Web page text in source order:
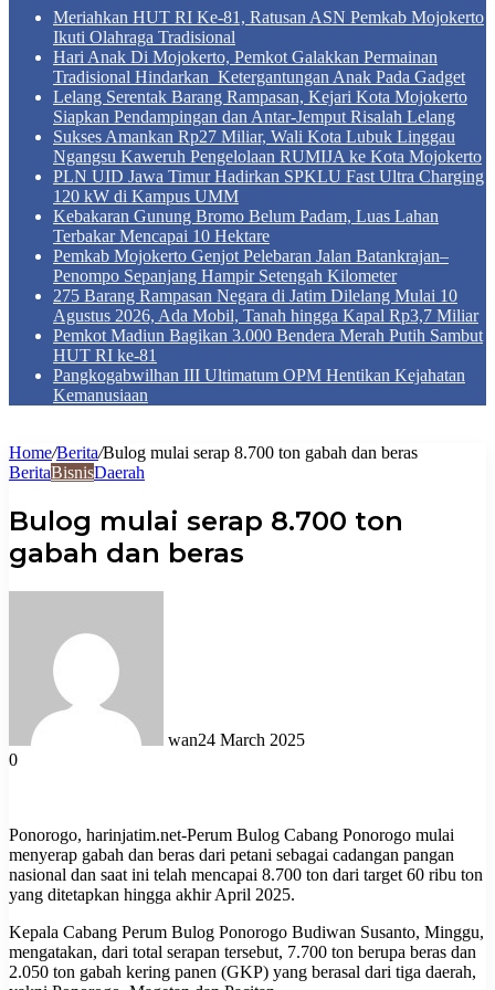
Meriahkan HUT RI Ke-81, Ratusan ASN Pemkab Mojokerto
Ikuti Olahraga Tradisional
Hari Anak Di Mojokerto, Pemkot Galakkan Permainan
Tradisional Hindarkan Ketergantungan Anak Pada Gadget
Lelang Serentak Barang Rampasan, Kejari Kota Mojokerto
Siapkan Pendampingan dan Antar-Jemput Risalah Lelang
Sukses Amankan Rp27 Miliar, Wali Kota Lubuk Linggau
Ngangsu Kaweruh Pengelolaan RUMIJA ke Kota Mojokerto
PLN UID Jawa Timur Hadirkan SPKLU Fast Ultra Charging
120 kW di Kampus UMM
Kebakaran Gunung Bromo Belum Padam, Luas Lahan
Terbakar Mencapai 10 Hektare
Pemkab Mojokerto Genjot Pelebaran Jalan Batankrajan–
Penompo Sepanjang Hampir Setengah Kilometer
275 Barang Rampasan Negara di Jatim Dilelang Mulai 10
Agustus 2026, Ada Mobil, Tanah hingga Kapal Rp3,7 Miliar
Pemkot Madiun Bagikan 3.000 Bendera Merah Putih Sambut
HUT RI ke-81
Pangkogabwilhan III Ultimatum OPM Hentikan Kejahatan
Kemanusiaan
Home/Berita/Bulog mulai serap 8.700 ton gabah dan beras
BeritaBisnisDaerah
Bulog mulai serap 8.700 ton
gabah dan beras
wan24 March 2025
0
Ponorogo, harinjatim.net-Perum Bulog Cabang Ponorogo mulai
menyerap gabah dan beras dari petani sebagai cadangan pangan
nasional dan saat ini telah mencapai 8.700 ton dari target 60 ribu ton
yang ditetapkan hingga akhir April 2025.
Kepala Cabang Perum Bulog Ponorogo Budiwan Susanto, Minggu,
mengatakan, dari total serapan tersebut, 7.700 ton berupa beras dan
2.050 ton gabah kering panen (GKP) yang berasal dari tiga daerah,